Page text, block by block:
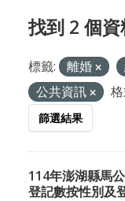
找到 2 個
標籤: 離婚
公共資訊
篩選結果
114年澎湖縣馬
登記數按性別及